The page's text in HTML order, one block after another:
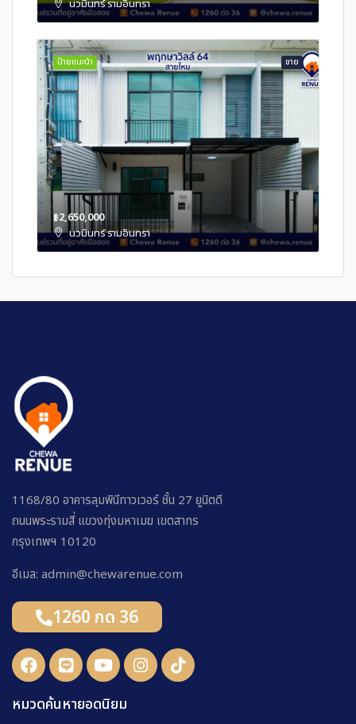
นวมินทร์ รามอินทรา
ขาย
ป้ายแนะนำ
฿2,650,000
นวมินทร์ รามอินทรา
1168/80 อาคารลุมพินีทาวเวอร์ ชั้น 27 ยูนิตดี
ถนนพระรามสี่ แขวงทุ่งมหาเมฆ เขตสาทร
กรุงเทพฯ 10120
อีเมล: admin@chewarenue.com
1260 กด 36
หมวดค้นหายอดนิยม